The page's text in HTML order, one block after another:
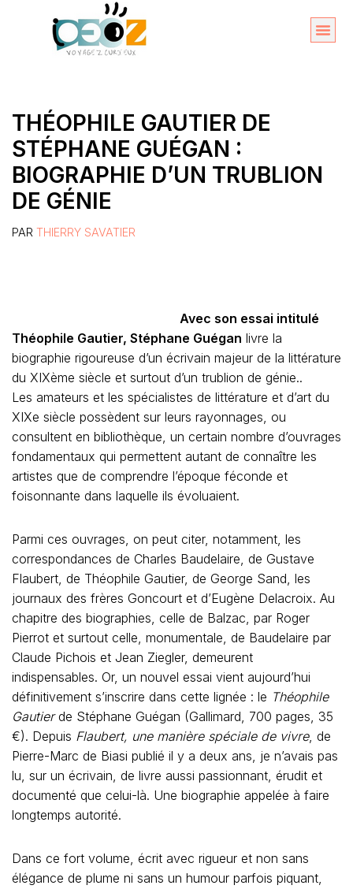
THÉOPHILE GAUTIER DE
STÉPHANE GUÉGAN :
BIOGRAPHIE D’UN TRUBLION
DE GÉNIE
PAR THIERRY SAVATIER
Avec son essai intitulé
Théophile Gautier, Stéphane Guégan livre la
biographie rigoureuse d’un écrivain majeur de la littérature
du XIXème siècle et surtout d’un trublion de génie..
Les amateurs et les spécialistes de littérature et d’art du
XIXe siècle possèdent sur leurs rayonnages, ou
consultent en bibliothèque, un certain nombre d’ouvrages
fondamentaux qui permettent autant de connaître les
artistes que de comprendre l’époque féconde et
foisonnante dans laquelle ils évoluaient.
Parmi ces ouvrages, on peut citer, notamment, les
correspondances de Charles Baudelaire, de Gustave
Flaubert, de Théophile Gautier, de George Sand, les
journaux des frères Goncourt et d’Eugène Delacroix. Au
chapitre des biographies, celle de Balzac, par Roger
Pierrot et surtout celle, monumentale, de Baudelaire par
Claude Pichois et Jean Ziegler, demeurent
indispensables. Or, un nouvel essai vient aujourd’hui
définitivement s’inscrire dans cette lignée : le Théophile
Gautierde Stéphane Guégan (Gallimard, 700 pages, 35
€). Depuis Flaubert, une manière spéciale de vivre, de
Pierre-Marc de Biasi publié il y a deux ans, je n’avais pas
lu, sur un écrivain, de livre aussi passionnant, érudit et
documenté que celui-là. Une biographie appelée à faire
longtemps autorité.
Dans ce fort volume, écrit avec rigueur et non sans
élégance de plume ni sans un humour parfois piquant,